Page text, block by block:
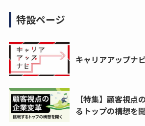
特設ページ
キャリアアップナビ
【特集】顧客視点
るトップの構想を